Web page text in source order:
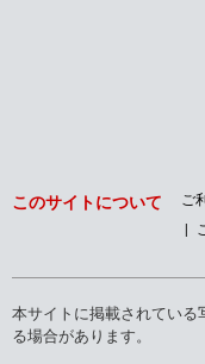
このサイトについて ご
本サイトに掲載されてい
る場合があります。